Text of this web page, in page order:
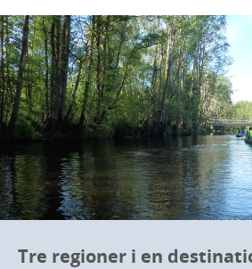
Tre regioner i en